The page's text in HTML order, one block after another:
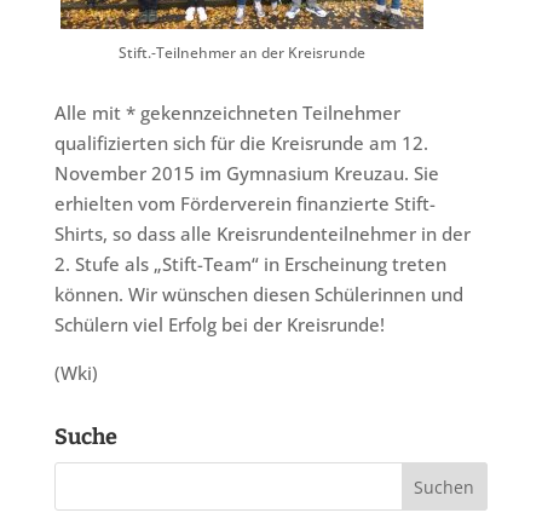
Stift.-Teilnehmer an der Kreisrunde
Alle mit * gekennzeichneten Teilnehmer
qualifizierten sich für die Kreisrunde am 12.
November 2015 im Gymnasium Kreuzau. Sie
erhielten vom Förderverein finanzierte Stift-
Shirts, so dass alle Kreisrundenteilnehmer in der
2. Stufe als „Stift-Team“ in Erscheinung treten
können. Wir wünschen diesen Schülerinnen und
Schülern viel Erfolg bei der Kreisrunde!
(Wki)
Suche